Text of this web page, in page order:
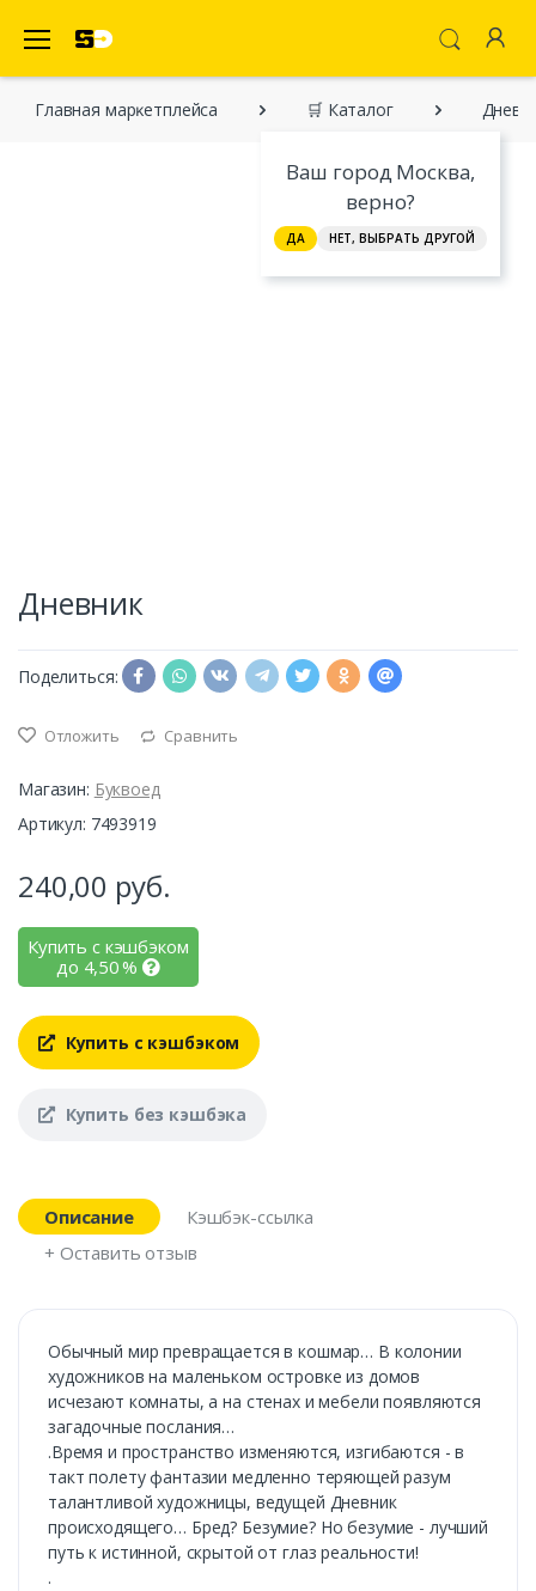
Ваш город Москва,
верно?
ДА НЕТ, ВЫБРАТЬ ДРУГОЙ
Главная марĸетплейса 🛒 Каталог
Дневник
Поделиться:
Отложить Сравнить
Магазин: Буквоед
Артикул: 7493919
240,00 руб.
Купить с кэшбэком
до 4,50%
Купить с кэшбэком
Купить без кэшбэка
Описание
Кэшбэк-ссылка
+ Оставить отзыв
Обычный мир превращается в кошмар… В колонии
художников на маленьком островке из домов
исчезают комнаты, а на стенах и мебели появляются
загадочные послания…
.Время и пространство изменяются, изгибаются - в
такт полету фантазии медленно теряющей разум
талантливой художницы, ведущей Дневник
происходящего… Бред? Безумие? Но безумие - лучший
путь к истинной, скрытой от глаз реальности!
.